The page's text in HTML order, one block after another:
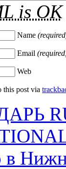
is OK
Name
Email
Web
this post via
в